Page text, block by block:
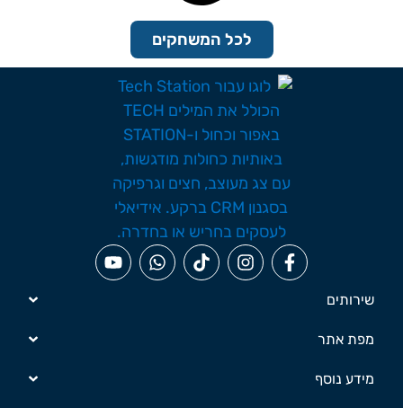
לכל המשחקים
שירותים
מפת אתר
מידע נוסף